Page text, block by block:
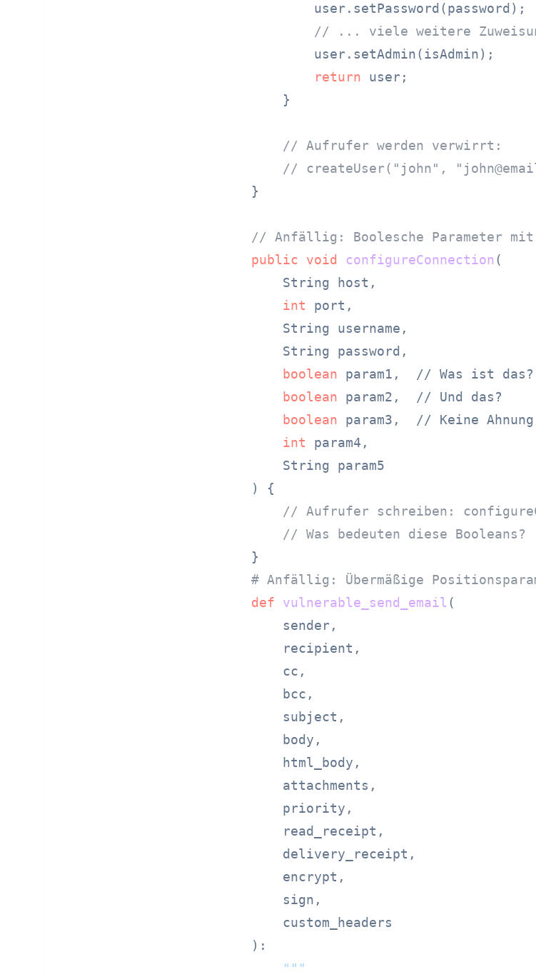
        user.setPassword(password);
// ... viele weitere
        user.setAdmin(isAdmin);
return user;
    }
// Aufrufer werden verwirrt:
// createUser("john", "
}
// Anfällig: Boolesche Parameter mit
public
void configureConnection (
    String host,
int port,
    String username,
    String password,
boolean param1,  // Was ist das?
boolean param2,  // Und das?
boolean param3,  // Keine
int param4,
    String param5
)
{
// Aufrufer schreiben:
// Was bedeuten diese Booleans?
# Anfällig: Übermäßige
def
vulnerable_send_email (
    sender,
    recipient,
    cc,
    bcc,
    subject,
    body,
    html_body,
    attachments,
    priority,
    read_receipt,
    delivery_receipt,
    encrypt,
    sign,
):
"""